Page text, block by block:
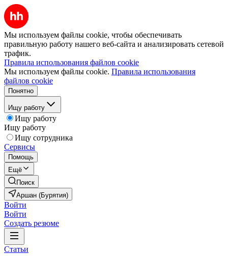
Мы используем файлы cookie, чтобы обеспечивать
правильную работу нашего веб-сайта и анализировать сетевой
трафик.
Правила использования файлов cookie
Мы используем файлы cookie. Правила использования
файлов cookie
Понятно
Ищу работу
Ищу работу
Ищу работу
Ищу сотрудника
Сервисы
Помощь
Ещё
Поиск
Аршан (Бурятия)
Войти
Войти
Создать резюме
Статьи